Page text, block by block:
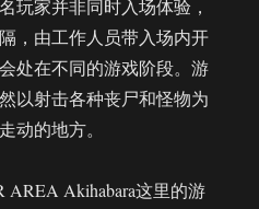
玩家并非同时入场体验，
，由工作人员带入场内开
处在不同的游戏阶段。游
以射击各种丧尸和怪物为
动的地方。
Akihabara这里的游